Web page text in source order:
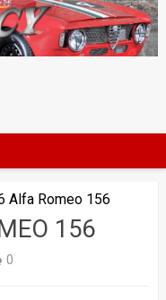
Alfa Romeo 156
156
0